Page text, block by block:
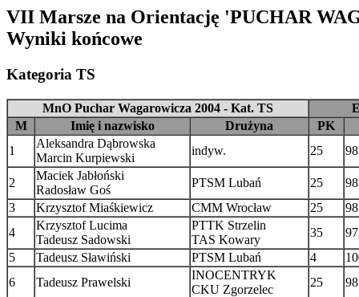
VII Marsze na Orientację 'PUCHAR
Wyniki końcowe
Kategoria TS
MnO Puchar Wagarowicza 2004 - Kat. TS
M
Imię i nazwisko Drużyna
PK
1
Aleksandra Dąbrowska
Marcin Kurpiewski
indyw. 25
2
Maciek Jabłoński
Radosław Goś
PTSM Lubań 25
3
Krzysztof Miaśkiewicz CMM Wrocław 25
4
Krzysztof Lucima
Tadeusz Sadowski
PTTK Strzelin
TAS Kowary
35
5
Tadeusz Sławiński PTSM Lubań 4
6
Tadeusz Prawelski
INOCENTRYK
CKU Zgorzelec
25